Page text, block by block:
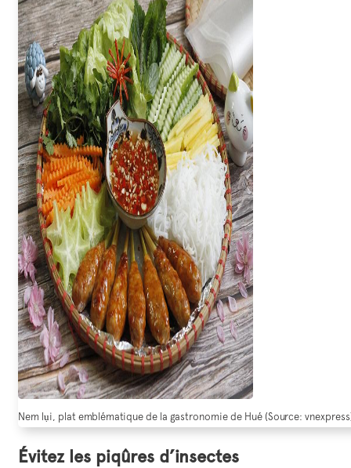
Nem lụi, plat emblématique de la gastronomie de Hué (Source:
Évitez les piqûres d’insectes